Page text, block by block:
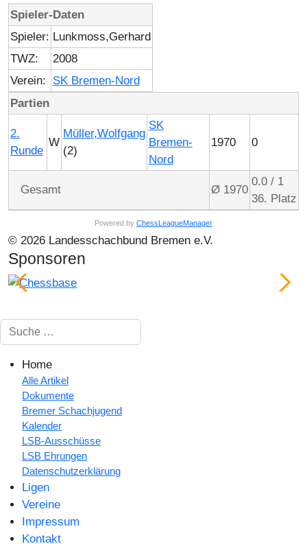
Spieler-Daten
Spieler: Lunkmoss,Gerhard
TWZ:
2008
Verein:
SK Bremen-Nord
Partien
2.
Runde
W
Müller,Wolfgang
(2)
SK
Bremen-
Nord
1970 0
Gesamt Ø 1970
0.0 / 1
36. Platz
Powered by ChessLeagueManager
© 2026 Landesschachbund Bremen e.V.
Sponsoren
Suchen
Home
Alle Artikel
Dokumente
Bremer Schachjugend
Kalender
LSB-Ausschüsse
LSB Ehrungen
Datenschutzerklärung
Ligen
Vereine
Impressum
Kontakt